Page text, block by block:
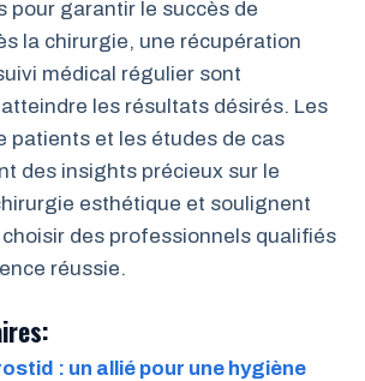
pour garantir le succès de
la chirurgie, une récupération
médical régulier sont
les résultats désirés. Les
patients et les études de cas
des insights précieux sur le
esthétique et soulignent
choisir des professionnels qualifiés
réussie.
: un allié pour une hygiène